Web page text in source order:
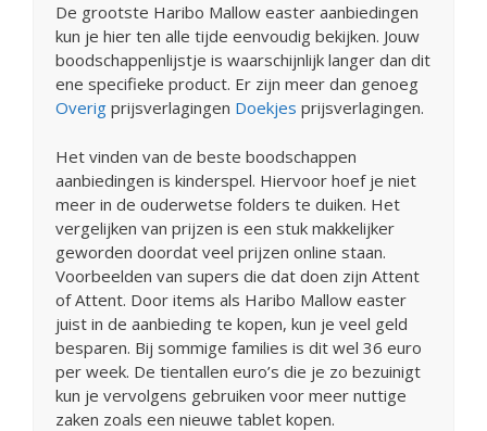
De grootste Haribo Mallow easter aanbiedingen
kun je hier ten alle tijde eenvoudig bekijken. Jouw
boodschappenlijstje is waarschijnlijk langer dan dit
ene specifieke product. Er zijn meer dan genoeg
Overig prijsverlagingen Doekjes prijsverlagingen.
Het vinden van de beste boodschappen
aanbiedingen is kinderspel. Hiervoor hoef je niet
meer in de ouderwetse folders te duiken. Het
vergelijken van prijzen is een stuk makkelijker
geworden doordat veel prijzen online staan.
Voorbeelden van supers die dat doen zijn Attent
of Attent. Door items als Haribo Mallow easter
juist in de aanbieding te kopen, kun je veel geld
besparen. Bij sommige families is dit wel 36 euro
per week. De tientallen euro’s die je zo bezuinigt
kun je vervolgens gebruiken voor meer nuttige
zaken zoals een nieuwe tablet kopen.